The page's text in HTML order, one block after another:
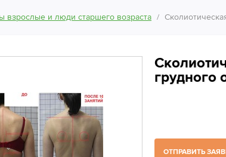
взрослые и люди старшего возраста
грудного
ОТПРАВИТЬ